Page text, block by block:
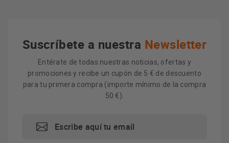
Suscríbete a nuestra Newsletter
Entérate de todas nuestras noticias, ofertas y
promociones y recibe un cupón de 5 € de descuento
para tu primera compra (importe mínimo de la compra
50 €).